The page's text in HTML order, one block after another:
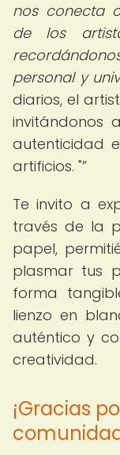
nos conecta
de los
personal y
diarios, el
invitándonos
autenticidad
artificios. "
Te invito a
través de la
papel,
plasmar tus
forma
lienzo en
auténtico y
creatividad.
¡Gracias